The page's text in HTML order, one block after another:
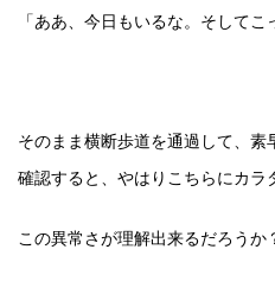
「ああ、今日もいるな。そしてこ
そのまま横断歩道を通過して、
確認すると、やはりこちらにカラ
この異常さが理解出来るだろうか